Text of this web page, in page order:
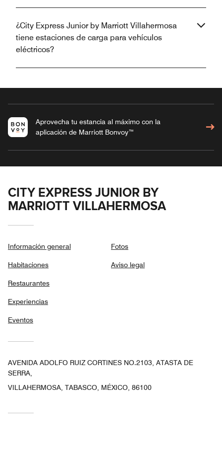
¿City Express Junior by Marriott Villahermosa
tiene estaciones de carga para vehículos
eléctricos?
Aprovecha tu estancia al máximo con la
aplicación de Marriott Bonvoy™
CITY EXPRESS JUNIOR BY
MARRIOTT VILLAHERMOSA
Información general
Habitaciones
Restaurantes
Experiencias
Eventos
Fotos
Aviso legal
AVENIDA ADOLFO RUIZ CORTINES NO.2103, ATASTA DE
SERRA,
VILLAHERMOSA, TABASCO, MÉXICO, 86100